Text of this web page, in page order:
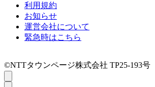
利用規約
お知らせ
運営会社について
緊急時はこちら
©NTTタウンページ株式会社 TP25-193号